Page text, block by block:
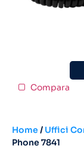
Home/ Uffici
Phone 7841
Compara